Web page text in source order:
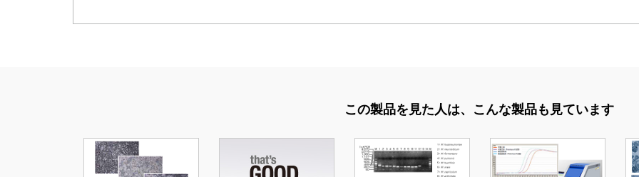
この製品を見た人は、 こんな製品も見ています